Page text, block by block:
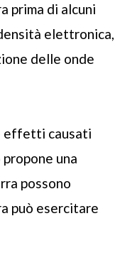
prima di alcuni
elettronica,
delle onde
effetti causati
una
possono
può esercitare